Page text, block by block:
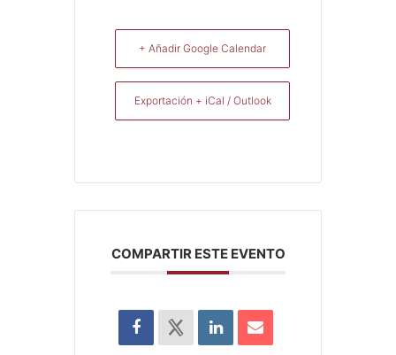
+ Añadir Google Calendar
Exportación + iCal / Outlook
COMPARTIR ESTE EVENTO